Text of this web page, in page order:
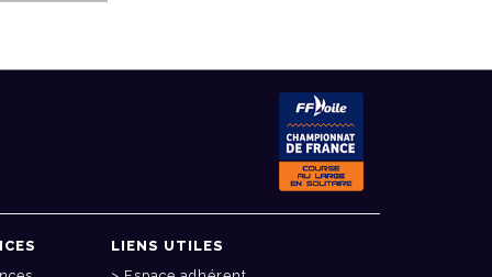
LIENS UTILES